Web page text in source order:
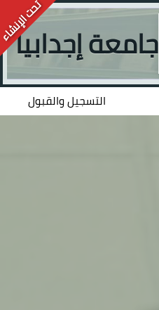
جامعة إجدابيا
التسجيل والقبول